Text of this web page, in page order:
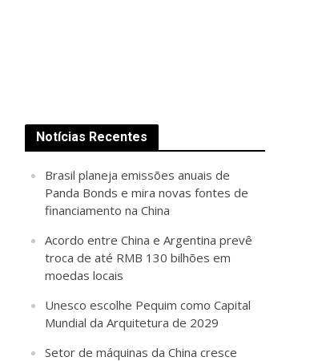
Notícias Recentes
Brasil planeja emissões anuais de
Panda Bonds e mira novas fontes de
financiamento na China
Acordo entre China e Argentina prevê
troca de até RMB 130 bilhões em
moedas locais
Unesco escolhe Pequim como Capital
Mundial da Arquitetura de 2029
Setor de máquinas da China cresce